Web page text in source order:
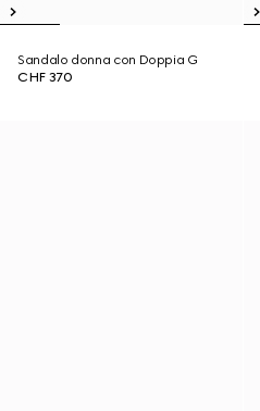
Sandalo donna con Doppia G
CHF 370